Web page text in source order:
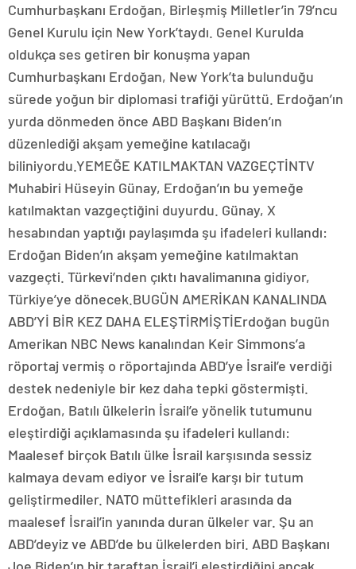
Cumhurbaşkanı Erdoğan, Birleşmiş Milletler’in 79’ncu
Genel Kurulu için New York’taydı. Genel Kurulda
oldukça ses getiren bir konuşma yapan
Cumhurbaşkanı Erdoğan, New York’ta bulunduğu
sürede yoğun bir diplomasi trafiği yürüttü. Erdoğan’ın
yurda dönmeden önce ABD Başkanı Biden’ın
düzenlediği akşam yemeğine katılacağı
biliniyordu.YEMEĞE KATILMAKTAN VAZGEÇTİNTV
Muhabiri Hüseyin Günay, Erdoğan’ın bu yemeğe
katılmaktan vazgeçtiğini duyurdu. Günay, X
hesabından yaptığı paylaşımda şu ifadeleri kullandı:
Erdoğan Biden’ın akşam yemeğine katılmaktan
vazgeçti. Türkevi’nden çıktı havalimanına gidiyor,
Türkiye’ye dönecek.BUGÜN AMERİKAN KANALINDA
ABD’Yİ BİR KEZ DAHA ELEŞTİRMİŞTİErdoğan bugün
Amerikan NBC News kanalından Keir Simmons’a
röportaj vermiş o röportajında ABD’ye İsrail’e verdiği
destek nedeniyle bir kez daha tepki göstermişti.
Erdoğan, Batılı ülkelerin İsrail’e yönelik tutumunu
eleştirdiği açıklamasında şu ifadeleri kullandı:
Maalesef birçok Batılı ülke İsrail karşısında sessiz
kalmaya devam ediyor ve İsrail’e karşı bir tutum
geliştirmediler. NATO müttefikleri arasında da
maalesef İsrail’in yanında duran ülkeler var. Şu an
ABD’deyiz ve ABD’de bu ülkelerden biri. ABD Başkanı